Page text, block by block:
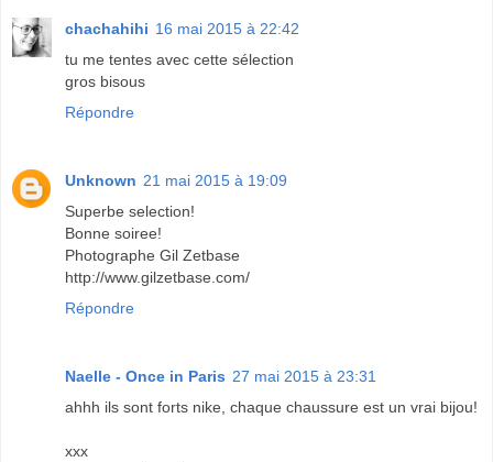
chachahihi 16 mai 2015 à 22:42
tu me tentes avec cette sélection
gros bisous
Répondre
Unknown 21 mai 2015 à 19:09
Superbe selection!
Bonne soiree!
Photographe Gil Zetbase
http://www.gilzetbase.com/
Répondre
Naelle - Once in Paris 27 mai 2015 à 23:31
ahhh ils sont forts nike, chaque chaussure est un vrai bijou!
xxx